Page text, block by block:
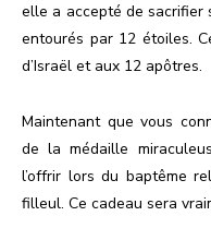
elle a accepté de sacrifier
entourés par 12 étoiles.
d’Israël et aux 12 apôtres.
Maintenant que vous
de la médaille
l’offrir lors du baptême
filleul. Ce cadeau sera